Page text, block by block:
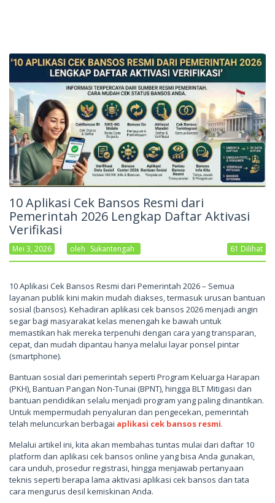
10 Aplikasi Cek Bansos Resmi dari
Pemerintah 2026 Lengkap Daftar Aktivasi
Verifikasi
Mei 3, 2026 Oleh Sukantengah 61 Dilihat
10 Aplikasi Cek Bansos Resmi dari Pemerintah 2026 – Semua
layanan publik kini makin mudah diakses, termasuk urusan bantuan
sosial (bansos). Kehadiran aplikasi cek bansos 2026 menjadi angin
segar bagi masyarakat kelas menengah ke bawah untuk
memastikan hak mereka terpenuhi dengan cara yang transparan,
cepat, dan mudah dipantau hanya melalui layar ponsel pintar
(smartphone).
Bantuan sosial dari pemerintah seperti Program Keluarga Harapan
(PKH), Bantuan Pangan Non-Tunai (BPNT), hingga BLT Mitigasi dan
bantuan pendidikan selalu menjadi program yang paling dinantikan.
Untuk mempermudah penyaluran dan pengecekan, pemerintah
telah meluncurkan berbagai aplikasi cek bansos resmi.
Melalui artikel ini, kita akan membahas tuntas mulai dari daftar 10
platform dan aplikasi cek bansos online yang bisa Anda gunakan,
cara unduh, prosedur registrasi, hingga menjawab pertanyaan
teknis seperti berapa lama aktivasi aplikasi cek bansos dan tata
cara mengurus desil kemiskinan Anda.